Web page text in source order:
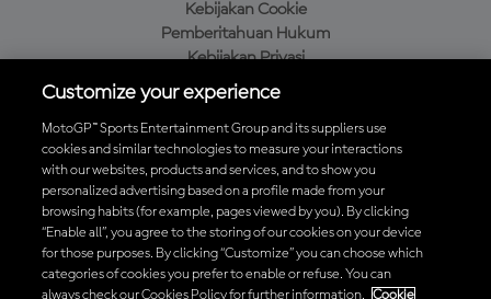
Kebijakan Cookie
Pemberitahuan Hukum
Kebijakan Privasi
Kebijakan Pembelian
Unduh Aplikasi Resmi MotoGP™
© 2026 MotoGP Sports Entertainment Group. Seluruh hak cipta
Customize your experience
MotoGP™ Sports Entertainment Group and its suppliers use
cookies and similar technologies to measure your interactions
with our websites, products and services, and to show you
personalized advertising based on a profile made from your
browsing habits (for example, pages viewed by you). By clicking
“Enable all”, you agree to the storing of our cookies on your device
for those purposes. By clicking “Customize” you can choose which
categories of cookies you prefer to enable or refuse. You can
always check our Cookies Policy for further information.
Cookie